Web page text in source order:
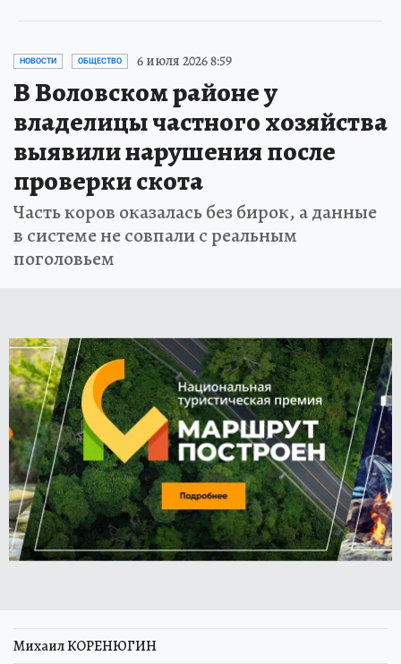
НОВОСТИ ОБЩЕСТВО 6 июля 2026 8:59
В Воловском районе у
владелицы частного хозяйства
выявили нарушения после
проверки скота
Часть коров оказалась без бирок, а данные
в системе не совпали с реальным
поголовьем
Михаил КОРЕНЮГИН